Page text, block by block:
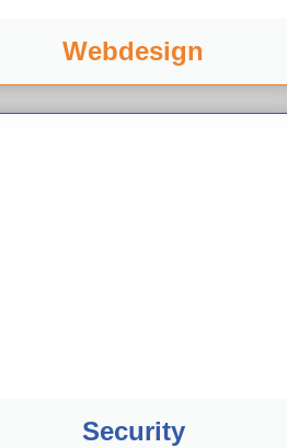
Webdesign
Security